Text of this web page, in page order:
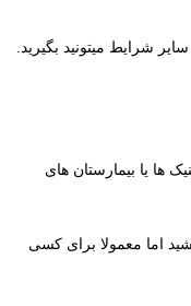
شرایط میتونید بگیرید.
ها یا بیمارستان های
اما معمولا برای کسی